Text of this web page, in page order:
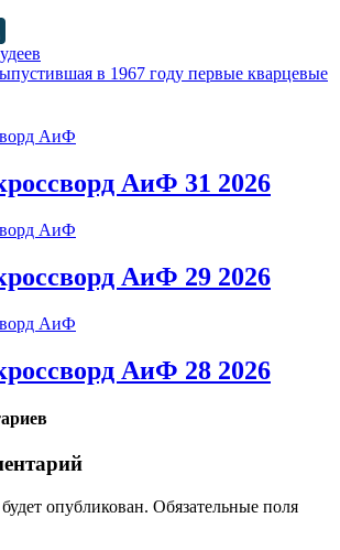
в 1967 году первые кварцевые
АиФ 31 2026
АиФ 29 2026
АиФ 28 2026
опубликован. Обязательные поля